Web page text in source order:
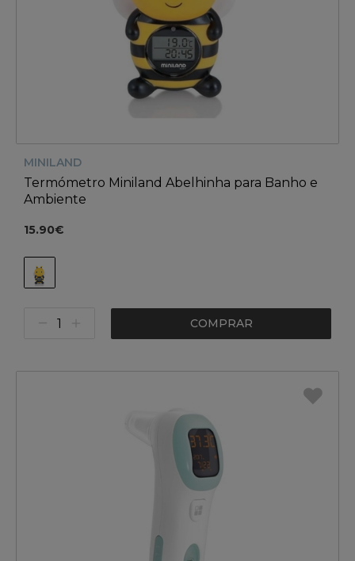
MINILAND
Termómetro Miniland Abelhinha para Banho e
Ambiente
15.90€
COMPRAR